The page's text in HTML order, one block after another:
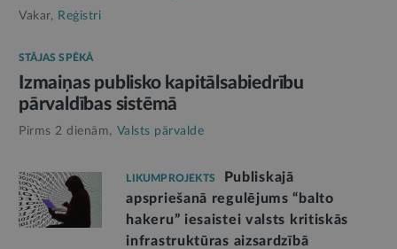
Vakar, Reģistri
STĀJAS SPĒKĀ
Izmaiņas publisko kapitālsabiedrību
pārvaldības sistēmā
Pirms 2 dienām, Valsts pārvalde
LIKUMPROJEKTS
Publiskajā
apspriešanā regulējums “balto
hakeru” iesaistei valsts kritiskās
infrastruktūras aizsardzībā